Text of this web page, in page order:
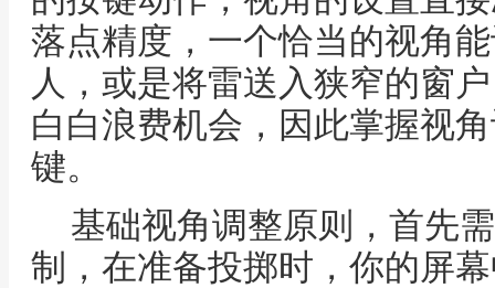
落点精度，一个恰当的视角
人，或是将雷送入狭窄的窗
白白浪费机会，因此掌握视
键。
基础视角调整原则，首先
制，在准备投掷时，你的屏